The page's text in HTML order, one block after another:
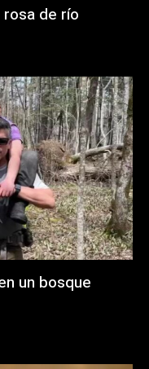
rosa de río
un bosque